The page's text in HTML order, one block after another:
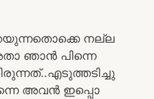
നല്ല
പിന്നെ
അവൻ ഇപ്പൊ